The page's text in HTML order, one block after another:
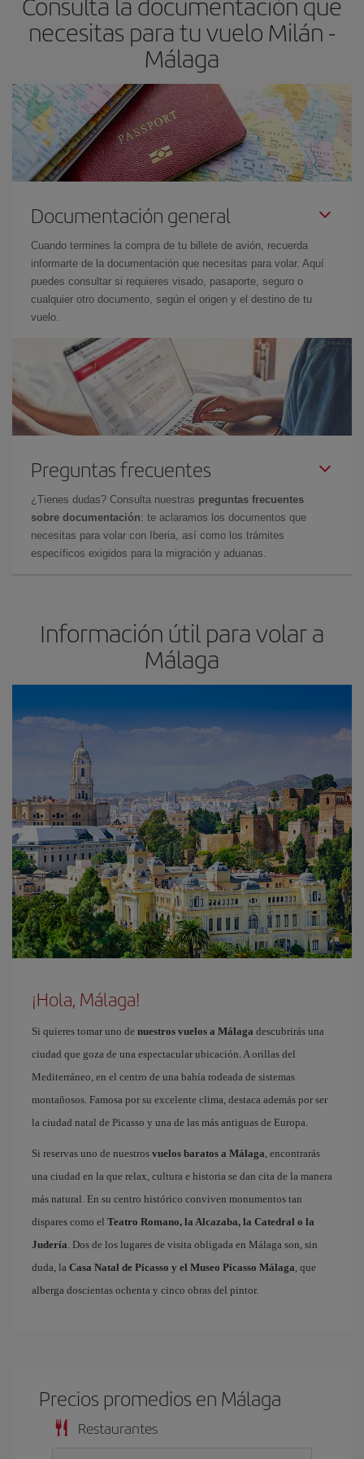
las fechas y los horarios del viaje un poco abiertos, podráselegir
el precio más barato.
necesitas para tu vuelo Milán -
Málaga
Documentación general
Cuando termines la compra de tu billete de avión, recuerda
informarte de la documentación que necesitas para volar. Aquí
puedes consultar si requieres visado, pasaporte, seguro o
cualquier otro documento, según el origen y el destino de tu
vuelo.
Preguntas frecuentes
¿Tienes dudas? Consulta nuestras preguntas frecuentes
sobre documentación: te aclaramos los documentos que
necesitas para volar con Iberia, así como los trámites
específicos exigidos para la migración y aduanas.
Información útil para volar a
Málaga
¡Hola, Málaga!
Si quieres tomar uno de nuestros vuelos a Málaga descubrirás una
ciudad que goza de una espectacular ubicación. A orillas del
Mediterráneo, en el centro de una bahía rodeada de sistemas
montañosos. Famosa por su excelente clima, destaca además por ser
la ciudad natal de Picasso y una de las más antiguas de Europa.
Si reservas uno de nuestros vuelos baratos a Málaga, encontrarás
una ciudad en la que relax, cultura e historia se dan cita de la manera
más natural. En su centro histórico conviven monumentos tan
dispares como el Teatro Romano, la Alcazaba, la Catedral o la
Judería. Dos de los lugares de visita obligada en Málaga son, sin
duda, la Casa Natal de Picasso y el Museo Picasso Málaga, que
alberga doscientas ochenta y cinco obras del pintor.
Precios promedios en Málaga
Restaurantes